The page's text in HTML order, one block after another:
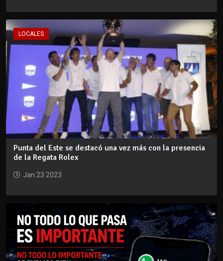
LOCALES
Punta del Este se destacó una vez más con la presencia
de la Regata Rolex
Jan 23 2023